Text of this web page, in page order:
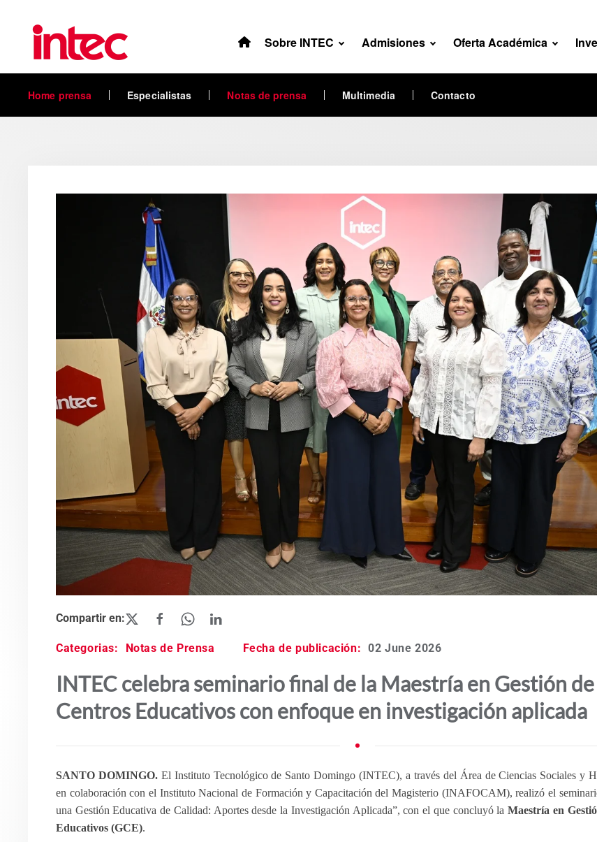
Skip to main content
Sobre INTEC Admisiones Oferta Académica
Home prensa Especialistas Notas de prensa Multimedia Contacto
Categorias: Notas de Prensa Fecha de publicación: 02 June 2026
INTEC celebra seminario final de la Maestría en Gestión de
Centros Educativos con enfoque en investigación aplicada
SANTO DOMINGO. El Instituto Tecnológico de Santo Domingo (INTEC), a través del Área de Ciencias Sociales y
en colaboración con el Instituto Nacional de Formación y Capacitación del Magisterio (INAFOCAM), realizó el
una Gestión Educativa de Calidad: Aportes desde la Investigación Aplicada”, con el que concluyó laMaestría en
Educativos (GCE).